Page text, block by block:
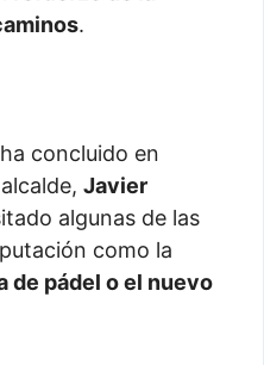
.
concluido en
Javier
algunas de las
como la
de pádel o el nuevo